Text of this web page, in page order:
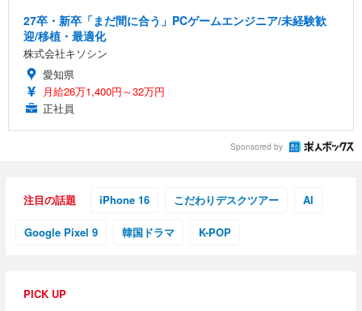
27卒・新卒「まだ間に合う」PCゲームエンジニア/未経験歓
迎/移植・最適化
株式会社キソシン
愛知県
月給26万1,400円～32万円
正社員
Sponsored by
注目の話題 iPhone 16 こだわりデスクツアー AI
Google Pixel 9 韓国ドラマ K-POP
PICK UP